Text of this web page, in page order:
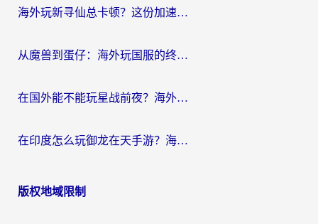
海外玩新寻仙总卡顿？这份加速器选择指南让你秒回国服流畅体验
从魔兽到蛋仔：海外玩国服的终极加速指南，找到你的专属高速通道
在国外能不能玩星战前夜？海外党国服游戏不卡顿的秘密武器在这里
在印度怎么玩御龙在天手游？海外党畅玩国服的终极生存指南
版权地域限制